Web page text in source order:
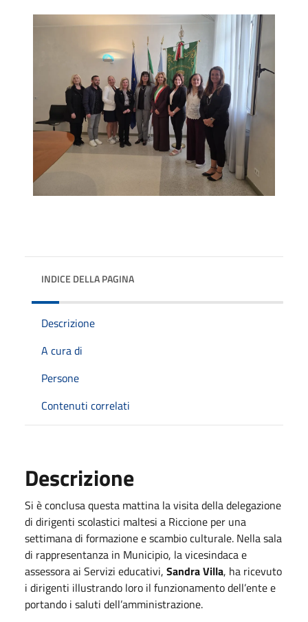
INDICE DELLA PAGINA
Descrizione
A cura di
Persone
Contenuti correlati
Descrizione
Si è conclusa questa mattina la visita della delegazione
di dirigenti scolastici maltesi a Riccione per una
settimana di formazione e scambio culturale. Nella sala
di rappresentanza in Municipio, la vicesindaca e
assessora ai Servizi educativi, Sandra Villa, ha ricevuto
i dirigenti illustrando loro il funzionamento dell’ente e
portando i saluti dell’amministrazione.